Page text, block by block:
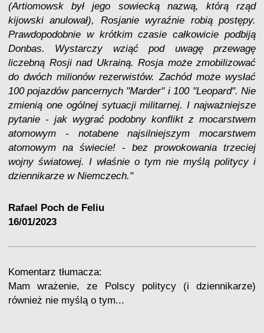
(Artiomowsk był jego sowiecką nazwą, którą rząd
kijowski anulował), Rosjanie wyraźnie robią postępy.
Prawdopodobnie w krótkim czasie całkowicie podbiją
Donbas. Wystarczy wziąć pod uwagę przewagę
liczebną Rosji nad Ukrainą. Rosja może zmobilizować
do dwóch milionów rezerwistów. Zachód może wysłać
100 pojazdów pancernych "Marder" i 100 "Leopard". Nie
zmienią one ogólnej sytuacji militarnej. I najważniejsze
pytanie - jak wygrać podobny konflikt z mocarstwem
atomowym - notabene najsilniejszym mocarstwem
atomowym na świecie! - bez prowokowania trzeciej
wojny światowej. I właśnie o tym nie myślą politycy i
dziennikarze w Niemczech."
Rafael Poch de Feliu
16/01/2023
Komentarz tłumacza:
Mam wrażenie, ze Polscy politycy (i dziennikarze)
również nie myślą o tym...